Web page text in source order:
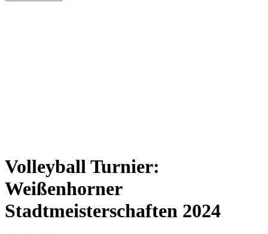
Volleyball Turnier:
Weißenhorner
Stadtmeisterschaften 2024